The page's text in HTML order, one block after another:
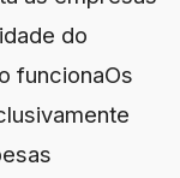
do
funcionaOs